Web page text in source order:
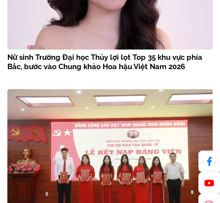
Nữ sinh Trường Đại học Thủy lợi lọt Top 35 khu vực phía
Bắc, bước vào Chung khảo Hoa hậu Việt Nam 2026